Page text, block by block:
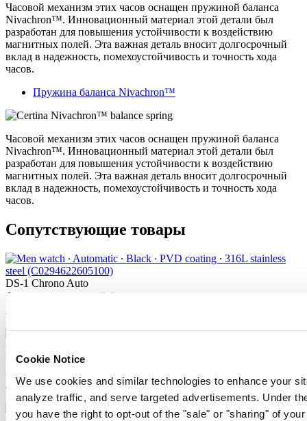
Cookie Notice
We use cookies and similar technologies to enhance your
analyze traffic, and serve targeted advertisements. Under
you have the right to opt-out of the "sale" or "sharing" of
Часовой механизм этих часов оснащен пружиной баланса
Nivachron™. Инновационный материал этой детали был
разработан для повышения устойчивости к воздействию
магнитных полей. Эта важная деталь вносит долгосрочный
вклад в надежность, помехоустойчивость и точность хода
часов.
Пружина баланса Nivachron™
Часовой механизм этих часов оснащен пружиной баланса
Nivachron™. Инновационный материал этой детали был
разработан для повышения устойчивости к воздействию
магнитных полей. Эта важная деталь вносит долгосрочный
вклад в надежность, помехоустойчивость и точность хода
часов.
Сопутствующие товары
DS-1 Chrono Auto
Автоматические,
42.0mm
Найти магазин
Новое
DS-1 Chrono Auto
Найти магазин
Новое